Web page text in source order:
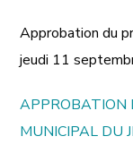
Approbation du
jeudi 11
APPROBATION
MUNICIPAL DU